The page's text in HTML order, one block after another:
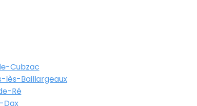
Cubzac
lès-Baillargeaux
Ré
Dax